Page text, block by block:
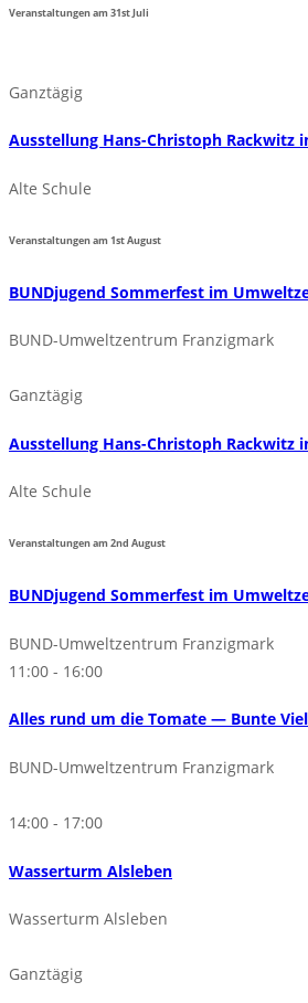
Veranstaltungen am31stJuli
Ganztägig
Ausstellung Hans-Christoph Rackwitz
Alte Schule
Veranstaltungen am1stAugust
BUNDjugend Sommerfest im
BUND-Umweltzentrum Franzigmark
Ganztägig
Ausstellung Hans-Christoph Rackwitz
Alte Schule
Veranstaltungen am2nd August
BUNDjugend Sommerfest im
BUND-Umweltzentrum Franzigmark
11:00 - 16:00
Alles rund um die Tomate — Bunte
BUND-Umweltzentrum Franzigmark
14:00 - 17:00
Wasserturm Alsleben
Wasserturm Alsleben
Ganztägig